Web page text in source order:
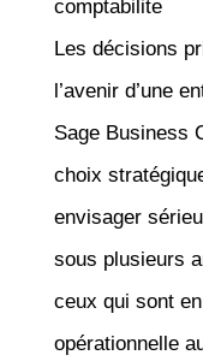
comptabilite
Les décisions
l’avenir d’une
Sage Business
choix
envisager
sous plusieurs
ceux qui sont
opérationnelle